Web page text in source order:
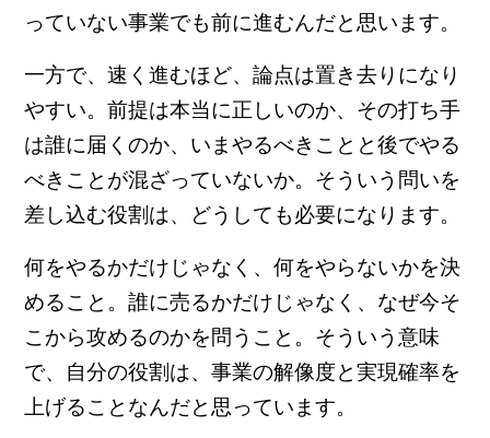
っていない事業でも前に進むんだと思います。
一方で、速く進むほど、論点は置き去りになり
やすい。前提は本当に正しいのか、その打ち手
は誰に届くのか、いまやるべきことと後でやる
べきことが混ざっていないか。そういう問いを
差し込む役割は、どうしても必要になります。
何をやるかだけじゃなく、何をやらないかを決
めること。誰に売るかだけじゃなく、なぜ今そ
こから攻めるのかを問うこと。そういう意味
で、自分の役割は、事業の解像度と実現確率を
上げることなんだと思っています。